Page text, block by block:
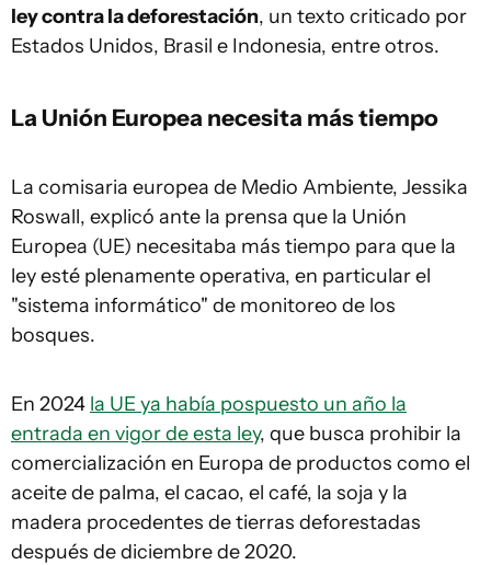
ley contra la deforestación, un texto criticado por
Estados Unidos, Brasil e Indonesia, entre otros.
La Unión Europea necesita más tiempo
La comisaria europea de Medio Ambiente, Jessika
Roswall, explicó ante la prensa que la Unión
Europea (UE) necesitaba más tiempo para que la
ley esté plenamente operativa, en particular el
"sistema informático" de monitoreo de los
bosques.
En 2024 la UE ya había pospuesto un año la
entrada en vigor de esta ley, que busca prohibir la
comercialización en Europa de productos como el
aceite de palma, el cacao, el café, la soja y la
madera procedentes de tierras deforestadas
después de diciembre de 2020.